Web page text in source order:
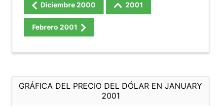
Diciembre2000 2001
Febrero 2001
GRÁFICA DEL PRECIO DEL DÓLAR EN JANUARY
2001